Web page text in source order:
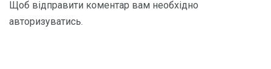
Щоб відправити коментар вам необхідно
авторизуватись.